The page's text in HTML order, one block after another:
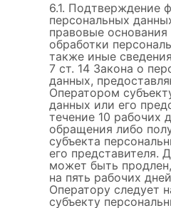
6.1. Подтверждение
персональных
правовые основания
обработки
также иные
7 ст. 14 Закона о
данных,
Оператором
данных или его
течение 10 рабочих
обращения либо
субъекта
его представителя.
может быть
на пять рабочих
Оператору следует
субъекту